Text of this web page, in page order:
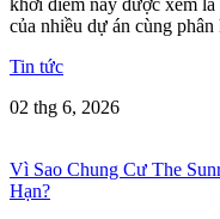
của nhiều dự án cùng
Tin tức
02 thg 6, 2026
Vì Sao Chung Cư The
Hạn?